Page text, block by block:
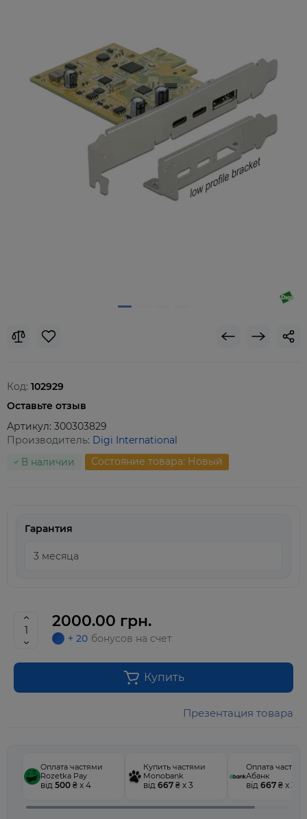
Код: 102929
Оставьте отзыв
Артикул: 300303829
Производитель: Digi International
В наличии
Состояние товара: Новый
Гарантия
2000.00 грн.
+ 20 бонусов на счет
Купить
Презентация товара
Оплата частями
Rozetka Pay
від 500 ₴ x 4
Купить частями
Monobank
від 667 ₴ x 3
Оплата
Абанк
від 667 ₴ x 3